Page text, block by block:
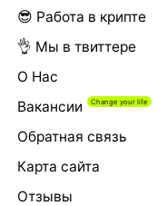
😎 Работа в крипте
👌 Мы в твиттере
О Нас
Вакансии
Обратная связь
Карта сайта
Отзывы